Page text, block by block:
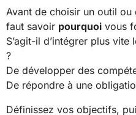
Avant de choisir un outil
faut savoir pourquoi vous
S’agit-il d’intégrer plus
?
De développer des
De répondre à une
Définissez vos objectifs,